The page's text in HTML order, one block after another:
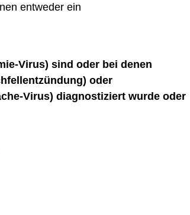
entweder ein
Virus) sind oder bei denen
oder
Virus) diagnostiziert wurde oder